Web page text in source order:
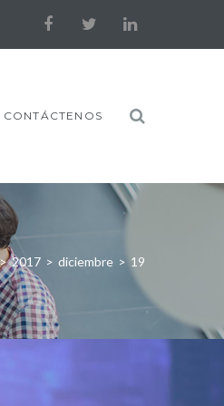
FacebookTwitterLinkedIn
CONTÁCTENOS
> 2017 > diciembre > 19